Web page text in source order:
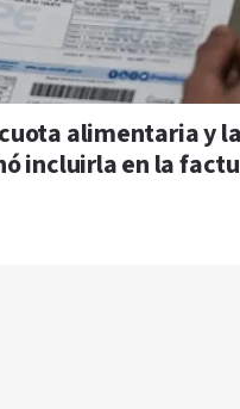
alimentaria y la
incluirla en la